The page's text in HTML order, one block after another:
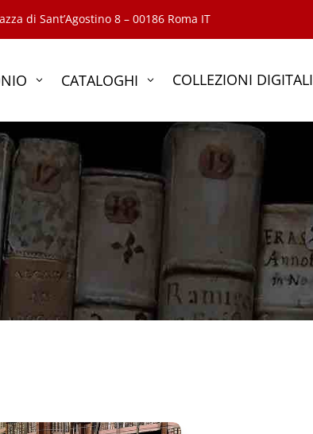
di Sant’Agostino 8 – 00186 Roma IT
3 CATALOGHI 3 COLLEZIONI DIGITALI